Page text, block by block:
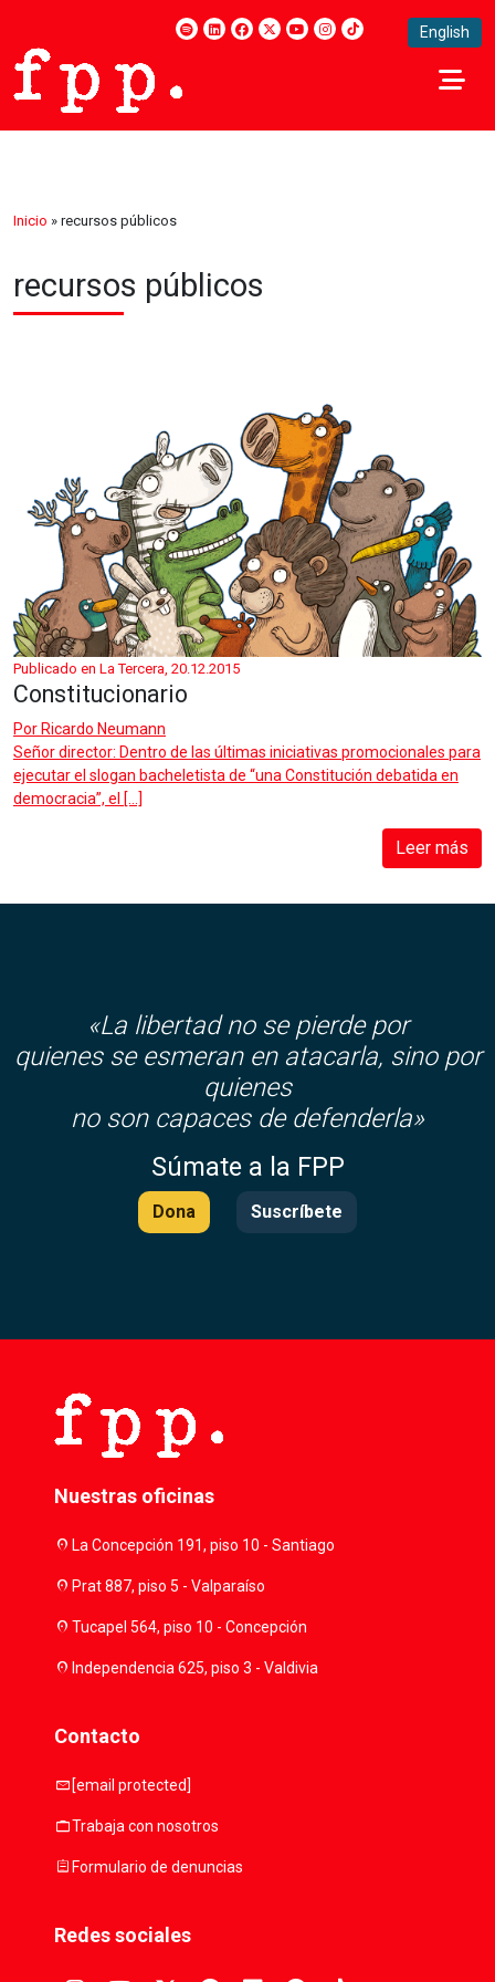
English
Inicio » recursos públicos
recursos públicos
Publicado en La Tercera, 20.12.2015
Constitucionario
Por Ricardo Neumann
Señor director: Dentro de las últimas iniciativas promocionales para
ejecutar el slogan bacheletista de “una Constitución debatida en
democracia”, el […]
Leer más
«La libertad no se pierde por
quienes se esmeran en atacarla, sino por
quienes
no son capaces de defenderla»
Súmate a la FPP
Dona Suscríbete
Nuestras oficinas
location_onLa Concepción 191, piso 10 - Santiago
location_onPrat 887, piso 5 - Valparaíso
location_onTucapel 564, piso 10 - Concepción
location_onIndependencia 625, piso 3 - Valdivia
Contacto
mail [email protected]
workTrabaja con nosotros
assignmentFormulario de denuncias
Redes sociales